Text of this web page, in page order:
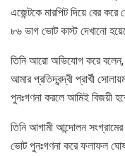
এজেন্টকে মারপিট দিয়ে বের
৮৬ ভাগ ভোট কাস্ট দেখানো
তিনি আরো অভিযোগ করে
আমার প্রতিদ্বন্দ্বী প্রার্খী
পুনঃগণনা করলে আমিই বিজয়ী
তিনি আগামী আন্দোলন
ভোট পুনঃগণনা করে ফলাফল